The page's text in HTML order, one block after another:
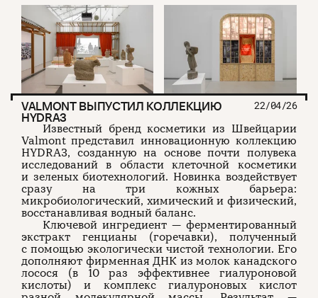
VALMONT ВЫПУСТИЛ КОЛЛЕКЦИЮ
HYDRA3
22/04/26
Известный бренд косметики из Швейцарии
Valmont представил инновационную коллекцию
HYDRA3, созданную на основе почти полувека
исследований в области клеточной косметики
и зеленых биотехнологий. Новинка воздействует
сразу на три кожных барьера:
микробиологический, химический и физический,
восстанавливая водный баланс.
Ключевой ингредиент — ферментированный
экстракт генцианы (горечавки), полученный
с помощью экологически чистой технологии. Его
дополняют фирменная ДНК из молок канадского
лосося (в 10 раз эффективнее гиалуроновой
кислоты) и комплекс гиалуроновых кислот
О проекте
Команда
Авторы
Журнал
Подписаться на журнал
ЧТИВО ДОМ
YouTube
Telegram
VK
Рекламодателям
Пользовательское соглашение
Политика конфиденциальности
16+
(c) ЧТИВО 2026. Все права защищены
Разработка:
Astroshock